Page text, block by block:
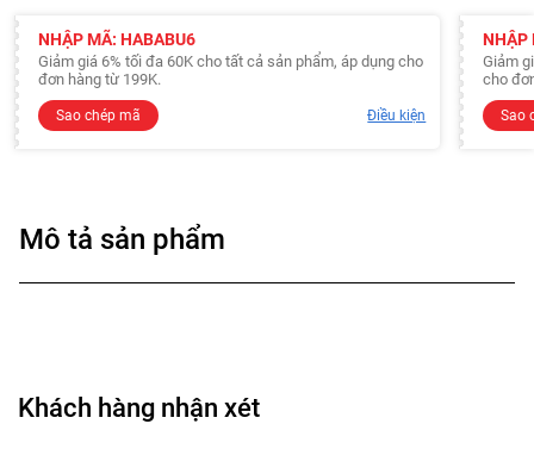
NHẬP MÃ: HABABU6
Giảm giá 6% tối đa 60K cho tất cả sản phẩm, áp dụng cho
đơn hàng từ 199K.
Sao chép mã Điều kiện
NHẬP
Giảm
cho
Sao
Mô tả sản phẩm
Khách hàng nhận xét